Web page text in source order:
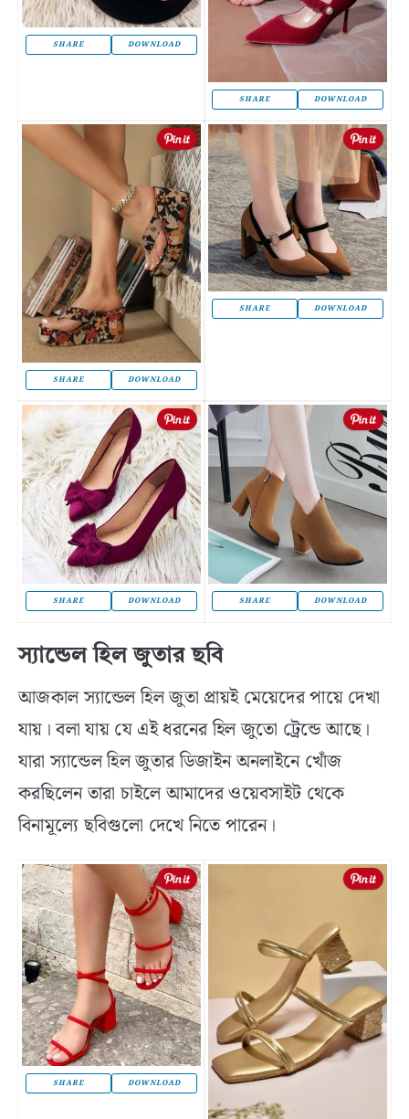
SHARE DOWNLOAD
SHARE DOWNLOAD
SHARE DOWNLOAD
SHARE DOWNLOAD
SHARE DOWNLOAD SHARE DOWNLOAD
স্যান্ডেল হিল জুতার ছবি
আজকাল স্যান্ডেল হিল জুতা প্রায়ই মেয়েদের পায়ে দেখা
যায়। বলা যায় যে এই ধরনের হিল জুতো ট্রেন্ডে আছে।
যারা স্যান্ডেল হিল জুতার ডিজাইন অনলাইনে খোঁজ
করছিলেন তারা চাইলে আমাদের ওয়েবসাইট থেকে
বিনামূল্যে ছবিগুলো দেখে নিতে পারেন।
SHARE DOWNLOAD